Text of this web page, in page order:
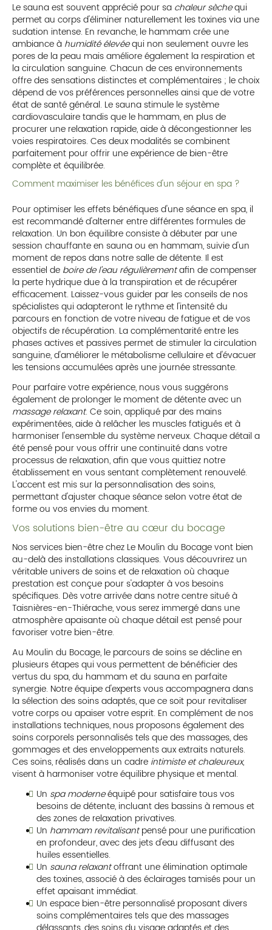
Le sauna est souvent apprécié pour sa chaleur sèchequi
permet au corps d'éliminer naturellement les toxines via une
sudation intense. En revanche, le hammam crée une
ambiance à humidité élevéequi non seulement ouvre les
pores de la peau mais améliore également la respiration et
la circulation sanguine. Chacun de ces environnements
offre des sensations distinctes et complémentaires ; le choix
dépend de vos préférences personnelles ainsi que de votre
état de santé général. Le sauna stimule le système
cardiovasculaire tandis que le hammam, en plus de
procurer une relaxation rapide, aide à décongestionner les
voies respiratoires. Ces deux modalités se combinent
parfaitement pour offrir une expérience de bien-être
complète et équilibrée.
Comment maximiser les bénéfices d'un séjour en spa ?
Pour optimiser les effets bénéfiques d'une séance en spa, il
est recommandé d'alterner entre différentes formules de
relaxation. Un bon équilibre consiste à débuter par une
session chauffante en sauna ou en hammam, suivie d'un
moment de repos dans notre salle de détente. Il est
essentiel de boire de l'eau régulièrementafin de compenser
la perte hydrique due à la transpiration et de récupérer
efficacement. Laissez-vous guider par les conseils de nos
spécialistes qui adapteront le rythme et l'intensité du
parcours en fonction de votre niveau de fatigue et de vos
objectifs de récupération. La complémentarité entre les
phases actives et passives permet de stimuler la circulation
sanguine, d'améliorer le métabolisme cellulaire et d'évacuer
les tensions accumulées après une journée stressante.
Pour parfaire votre expérience, nous vous suggérons
également de prolonger le moment de détente avec un
massage relaxant. Ce soin, appliqué par des mains
expérimentées, aide à relâcher les muscles fatigués et à
harmoniser l'ensemble du système nerveux. Chaque détail a
été pensé pour vous offrir une continuité dans votre
processus de relaxation, afin que vous quittiez notre
établissement en vous sentant complètement renouvelé.
L'accent est mis sur la personnalisation des soins,
permettant d'ajuster chaque séance selon votre état de
forme ou vos envies du moment.
Vos solutions bien-être au cœur du bocage
Nos services bien-être chez Le Moulin du Bocage vont bien
au-delà des installations classiques. Vous découvrirez un
véritable univers de soins et de relaxation où chaque
prestation est conçue pour s'adapter à vos besoins
spécifiques. Dès votre arrivée dans notre centre situé à
Taisnières-en-Thiérache, vous serez immergé dans une
atmosphère apaisante où chaque détail est pensé pour
favoriser votre bien-être.
Au Moulin du Bocage, le parcours de soins se décline en
plusieurs étapes qui vous permettent de bénéficier des
vertus du spa, du hammam et du sauna en parfaite
synergie. Notre équipe d'experts vous accompagnera dans
la sélection des soins adaptés, que ce soit pour revitaliser
votre corps ou apaiser votre esprit. En complément de nos
installations techniques, nous proposons également des
soins corporels personnalisés tels que des massages, des
gommages et des enveloppements aux extraits naturels.
Ces soins, réalisés dans un cadre intimiste et chaleureux,
visent à harmoniser votre équilibre physique et mental.
Un spa moderneéquipé pour satisfaire tous vos
besoins de détente, incluant des bassins à remous et
des zones de relaxation privatives.
Un hammam revitalisantpensé pour une purification
en profondeur, avec des jets d'eau diffusant des
huiles essentielles.
Un sauna relaxantoffrant une élimination optimale
des toxines, associé à des éclairages tamisés pour un
effet apaisant immédiat.
Un espace bien-être personnalisé proposant divers
soins complémentaires tels que des massages